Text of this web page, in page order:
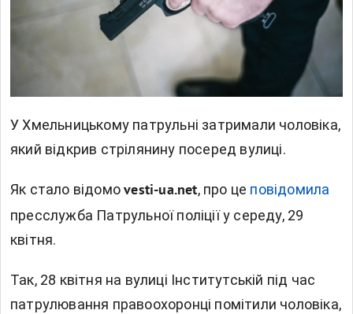
У Хмельницькому патрульні затримали чоловіка,
який відкрив стрілянину посеред вулиці.
Як стало відомоvesti-ua.net, про це повідомила
пресслужба Патрульної поліції у середу, 29
квітня.
Так, 28 квітня на вулиці Інститутській під час
патрулювання правоохоронці помітили чоловіка,